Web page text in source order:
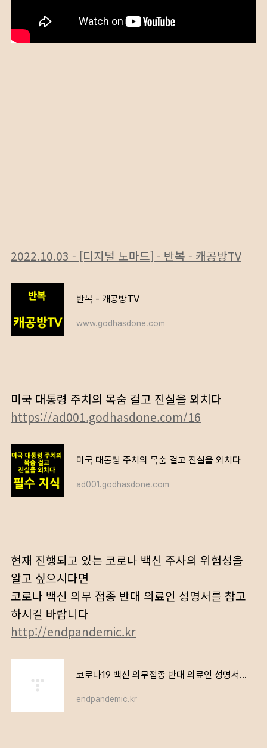
2022.10.03 - [디지털 노마드] - 반복 - 캐공방TV
반복 - 캐공방TV
www.godhasdone.com
미국 대통령 주치의 목숨 걸고 진실을 외치다
https://ad001.godhasdone.com/16
미국 대통령 주치의 목숨 걸고 진실을 외치다
ad001.godhasdone.com
현재 진행되고 있는 코로나 백신 주사의 위험성을
알고 싶으시다면
코로나 백신 의무 접종 반대 의료인 성명서를 참고
하시길 바랍니다
http://endpandemic.kr
코로나19 백신 의무접종 반대 의료인 성명서 – 전국민 서명 운동
endpandemic.kr